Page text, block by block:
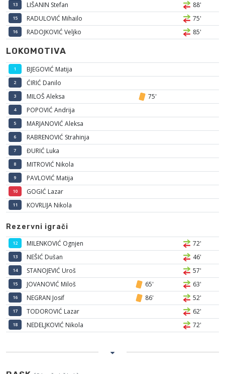
13 LIŠANIN Stefan 88'
15 RADULOVIĆ Mihailo 75'
16 RADOJKOVIĆ Veljko 85'
LOKOMOTIVA
1 BJEGOVIĆ Matija
2 ĆIRIĆ Danilo
3 MILOŠ Aleksa 75'
4 POPOVIĆ Andrija
5 MARJANOVIĆ Aleksa
6 RABRENOVIĆ Strahinja
7 ĐURIĆ Luka
8 MITROVIĆ Nikola
9 PAVLOVIĆ Matija
10 GOGIĆ Lazar
11 KOVRLIJA Nikola
Rezervni igrači
12 MILENKOVIĆ Ognjen 72'
13 NEŠIĆ Dušan 46'
14 STANOJEVIĆ Uroš 57'
15 JOVANOVIĆ Miloš 65' 63'
16 NEGRAN Josif 86' 52'
17 TODOROVIĆ Lazar 62'
18 NEDELJKOVIĆ Nikola 72'